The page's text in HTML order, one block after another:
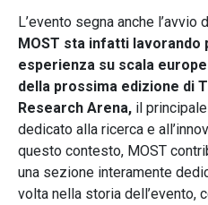
L’evento segna anche
MOST sta infatti
esperienza su scala
della prossima edizione di
Research Arena, il
dedicato alla ricerca e
questo contesto, MOST
una sezione interamente
volta nella storia dell’evento,